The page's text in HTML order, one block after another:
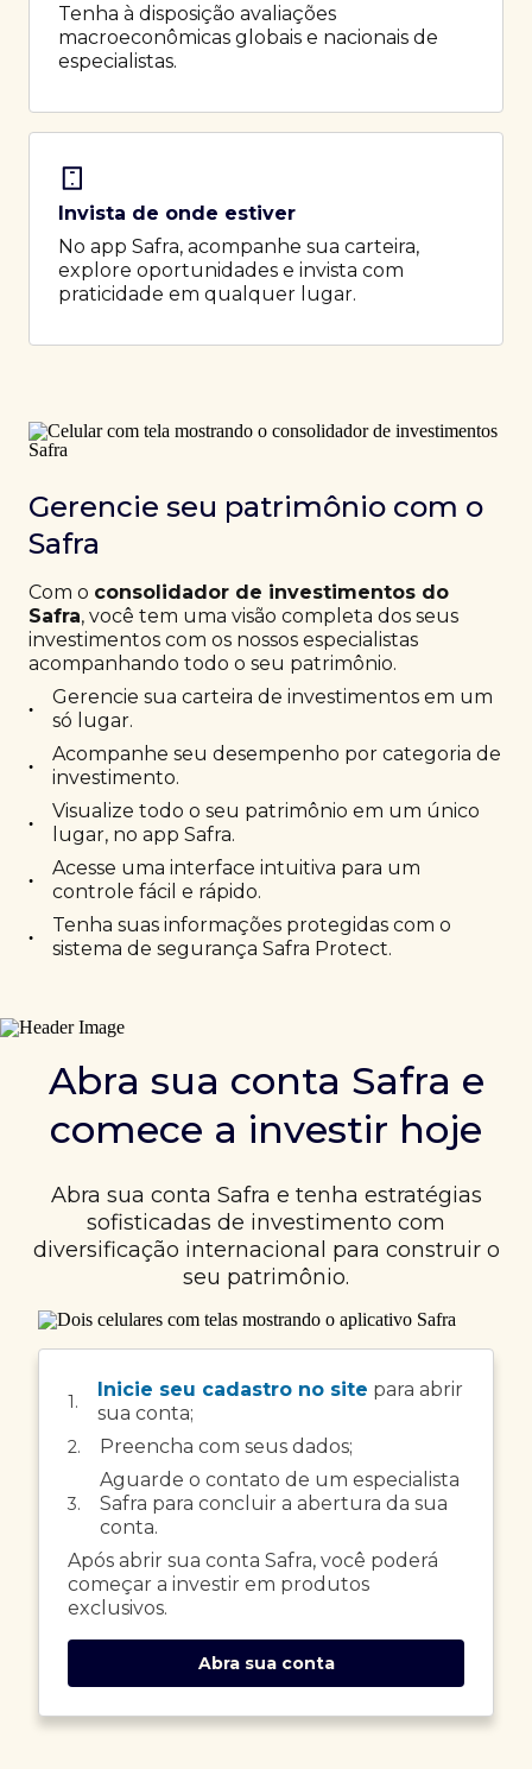
Tenha à disposição avaliações
macroeconômicas globais e nacionais de
especialistas.
Invista de onde estiver
No app Safra, acompanhe sua carteira,
explore oportunidades e invista com
praticidade em qualquer lugar.
Gerencie seu patrimônio com o
Safra
Com o consolidador de investimentos do
Safra, você tem uma visão completa dos seus
investimentos com os nossos especialistas
acompanhando todo o seu patrimônio.
•
Gerencie sua carteira de investimentos em um
só lugar.
•
Acompanhe seu desempenho por categoria de
investimento.
•
Visualize todo o seu patrimônio em um único
lugar, no app Safra.
•
Acesse uma interface intuitiva para um
controle fácil e rápido.
•
Tenha suas informações protegidas com o
sistema de segurança Safra Protect.
Abra sua conta Safra e
comece a investir hoje
Abra sua conta Safra e tenha estratégias
sofisticadas de investimento com
diversificação internacional para construir o
seu patrimônio.
1.
Inicie seu cadastro no site para abrir
sua conta;
2. Preencha com seus dados;
3.
Aguarde o contato de um especialista
Safra para concluir a abertura da sua
conta.
Após abrir sua conta Safra, você poderá
começar a investir em produtos
exclusivos.
Abra sua conta